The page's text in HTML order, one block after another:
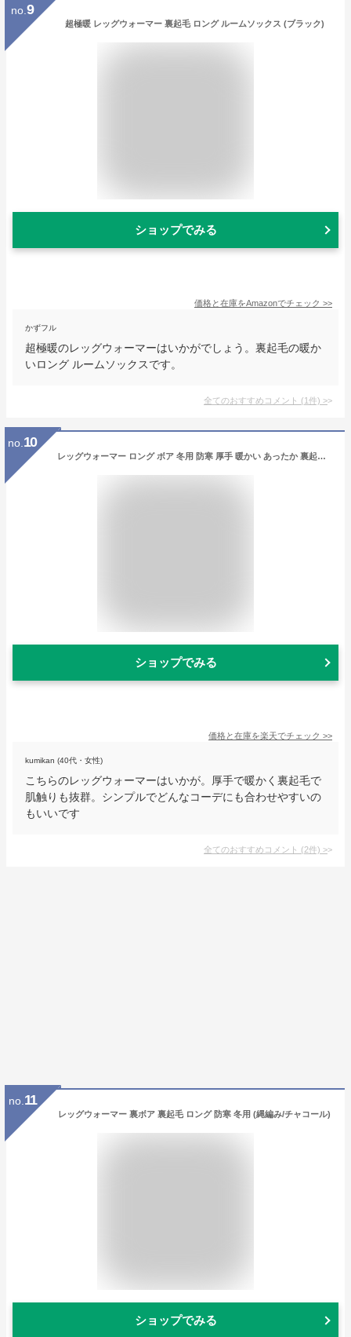
no. 9
超極暖 レッグウォーマー 裏起毛 ロング ルームソックス (ブラック)
ショップでみる
価格と在庫をAmazonでチェック >>
かずフル
超極暖のレッグウォーマーはいかがでしょう。裏起毛の暖か
いロング ルームソックスです。
全てのおすすめコメント (1件) >
no. 10
レッグウォーマー ロング ボア 冬用 防寒 厚手 暖かい あったか 裏起毛 かわいい 保温 ロング丈 ゆったり 防寒対策 冬 冷え取り ルームウェア アウトドア レディース 無地 シンプル 縄編み もこもこ ふわふわ tu*y1*1
ショップでみる
価格と在庫を楽天でチェック >>
kumikan (40代・女性)
こちらのレッグウォーマーはいかが。厚手で暖かく裏起毛で
肌触りも抜群。シンプルでどんなコーデにも合わせやすいの
もいいです
全てのおすすめコメント (2件) >
no. 11
レッグウォーマー 裏ボア 裏起毛 ロング 防寒 冬用 (縄編み/チャコール)
ショップでみる